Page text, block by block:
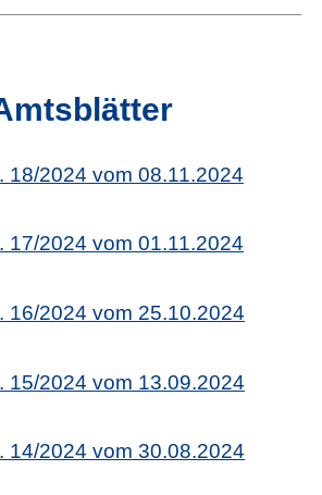
18/2024 vom 08.11.2024
17/2024 vom 01.11.2024
16/2024 vom 25.10.2024
15/2024 vom 13.09.2024
14/2024 vom 30.08.2024